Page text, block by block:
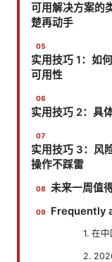
可用解决方案的
楚再动手
实用技巧 1：如
可用性
实用技巧 2：具
实用技巧 3：风
操作不踩雷
未来一周值
Frequently
1. 在
2.